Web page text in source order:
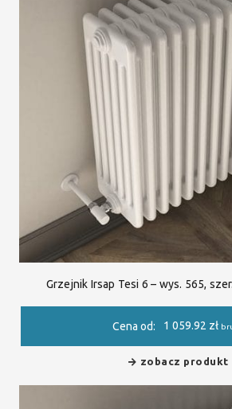
Grzejnik Irsap Tesi 6 – wys. 565,
Cena od: 1 059.92 zł
zobacz produkt